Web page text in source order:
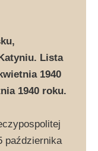
Lista
1940
1940 roku.
października